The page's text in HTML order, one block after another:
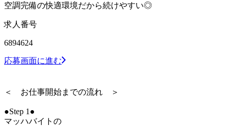
空調完備の快適環境だから続けやすい◎
求人番号
6894624
応募画面に進む
＜ お仕事開始までの流れ ＞
●Step 1●
マッハバイトの